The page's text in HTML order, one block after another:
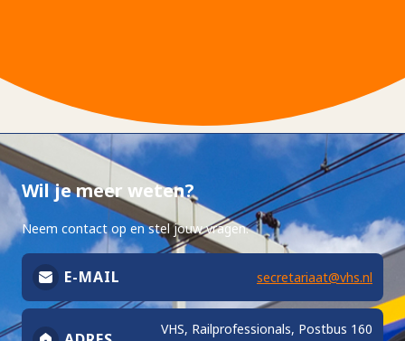
Wil je meer weten?
Neem contact op en stel jouw vragen.
E-MAIL secretariaat@vhs.nl
VHS, Railprofessionals, Postbus 160